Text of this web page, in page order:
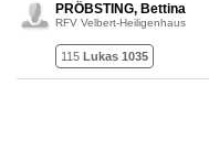
PRÖBSTING, Bettina
RFV Velbert-Heiligenhaus
115 Lukas 1035